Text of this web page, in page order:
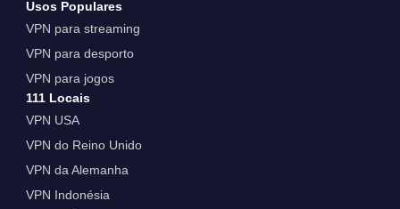
Usos Populares
VPN para streaming
VPN para desporto
VPN para jogos
111 Locais
VPN USA
VPN do Reino Unido
VPN da Alemanha
VPN Indonésia